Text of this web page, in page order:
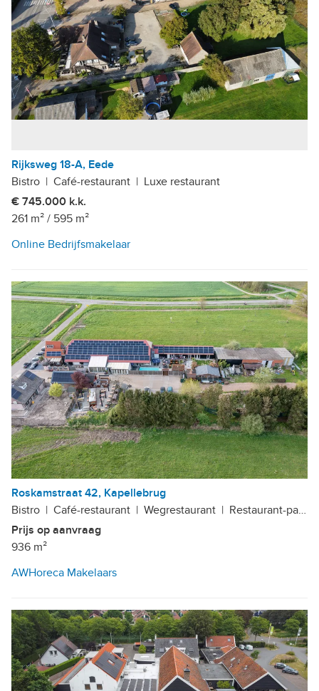
Rijksweg 18-A, Eede
Bistro | Café-restaurant | Luxe restaurant
€ 745.000 k.k.
261 m² / 595 m²
Online Bedrijfsmakelaar
Roskamstraat 42, Kapellebrug
Bistro | Café-restaurant | Wegrestaurant | Restaurant-partycentrum
Prijs op aanvraag
936 m²
AWHoreca Makelaars